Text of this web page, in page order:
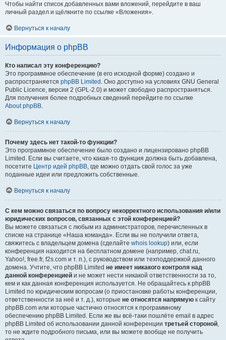
Чтобы найти список добавленных вами вложений, перейдите в ваш
личный раздел и щёлкните по ссылке «Вложения».
Вернуться к началу
Информация о phpBB
Кто написал эту конференцию?
Это программное обеспечение (в его исходной форме) создано и
распространяется phpBB Limited . Оно доступно на условиях GNU General
Public Licence, версии 2 (GPL-2.0) и может свободно распространяться.
Для получения более подробных сведений перейдите по ссылке
About phpBB.
Вернуться к началу
Почему здесь нет такой-то функции?
Это программное обеспечение было создано и лицензировано phpBB
Limited. Если вы считаете, что какая-то функция должна быть добавлена,
посетите Центр идей phpBB, где можно отдать свой голос за уже
поданные идеи или предложить собственные.
Вернуться к началу
С кем можно связаться по вопросу некорректного использования и/или
юридических вопросов, связанных с этой конференцией?
Вы можете связаться с любым из администраторов, перечисленных в
списке на странице «Наша команда». Если вы не получили ответа,
свяжитесь с владельцем домена (сделайте whois lookup) или, если
конференция находится на бесплатном домене (например, chat.ru,
Yahoo!, free.fr, f2s.com и т. п.), с руководством или техподдержкой данного
домена. Учтите, что phpBB Limited не имеет никакого контроля над
данной конференцией и не может нести никакой ответственности за то,
кем и как данная конференция используется. Не обращайтесь к phpBB
Limited по юридическим вопросам (о приостановке работы конференции,
ответственности за неё и т. д.), которые не относятся напрямую к сайту
phpBB.com или которые частично относятся к программному
обеспечению phpBB Limited. Если же вы всё-таки пошлёте email в адрес
phpBB Limited об использовании данной конференции третьей стороной,
то не ждите подробного письма, или вы можете вообще не получить